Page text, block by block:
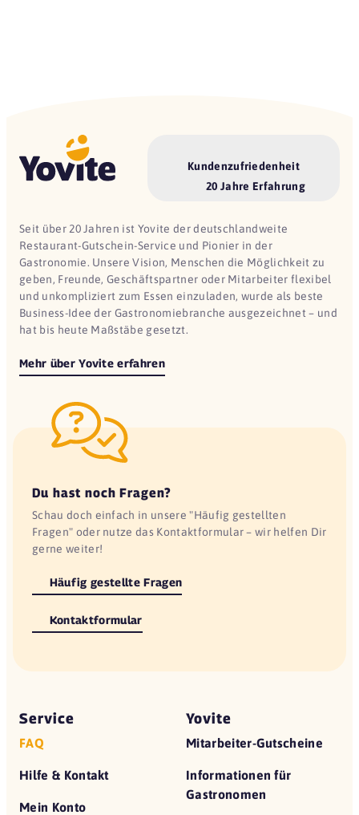
Kundenzufriedenheit
20 Jahre Erfahrung
Seit über 20 Jahren ist Yovite der deutschlandweite
Restaurant-Gutschein-Service und Pionier in der
Gastronomie. Unsere Vision, Menschen die Möglichkeit zu
geben, Freunde, Geschäftspartner oder Mitarbeiter flexibel
und unkompliziert zum Essen einzuladen, wurde als beste
Business-Idee der Gastronomiebranche ausgezeichnet – und
hat bis heute Maßstäbe gesetzt.
Mehr über Yovite erfahren
Du hast noch Fragen?
Schau doch einfach in unsere "Häufig gestellten
Fragen" oder nutze das Kontaktformular – wir helfen Dir
gerne weiter!
Häufig gestellte Fragen
Kontaktformular
Service
FAQ
Hilfe & Kontakt
Mein Konto
Yovite
Mitarbeiter-Gutscheine
Informationen für
Gastronomen